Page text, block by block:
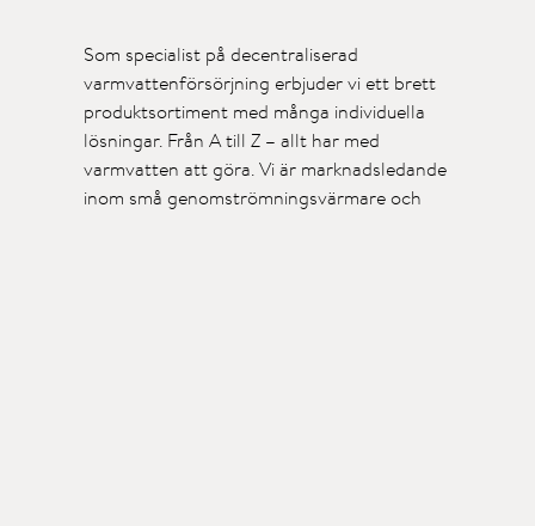
Som specialist på decentraliserad
varmvattenförsörjning erbjuder vi ett brett
produktsortiment med många individuella
lösningar. Från A till Z – allt har med
varmvatten att göra. Vi är marknadsledande
inom små genomströmningsvärmare och